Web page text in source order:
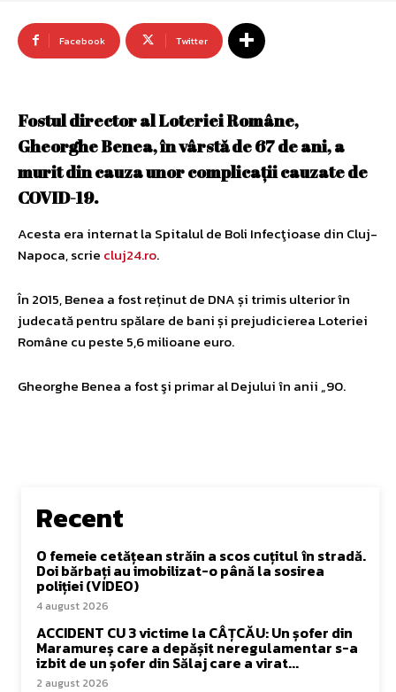
Facebook Twitter
Fostul director al Loteriei Române,
Gheorghe Benea, în vârstă de 67 de ani, a
murit din cauza unor complicaţii cauzate de
COVID-19.
Acesta era internat la Spitalul de Boli Infecţioase din Cluj-
Napoca, scrie cluj24.ro.
În 2015, Benea a fost reținut de DNA și trimis ulterior în
judecată pentru spălare de bani și prejudicierea Loteriei
Române cu peste 5,6 milioane euro.
Gheorghe Benea a fost şi primar al Dejului în anii „90.
Recent
O femeie cetățean străin a scos cuțitul în stradă.
Doi bărbați au imobilizat-o până la sosirea
poliției (VIDEO)
4 august 2026
ACCIDENT CU 3 victime la CÂȚCĂU: Un șofer din
Maramureș care a depășit neregulamentar s-a
izbit de un șofer din Sălaj care a virat...
2 august 2026